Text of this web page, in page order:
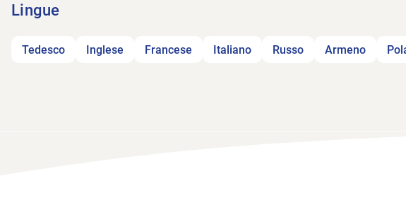
Lingue
Tedesco Inglese Francese Italiano Russo Armeno